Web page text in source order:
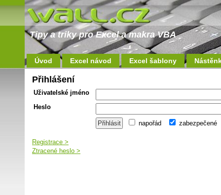
Tipy a triky pro Excel a makra VBA
Úvod Excel návod Excel šablony
Přihlášení
Uživatelské jméno
Heslo
napořád zabezpečené
Registrace >
Ztracené heslo >